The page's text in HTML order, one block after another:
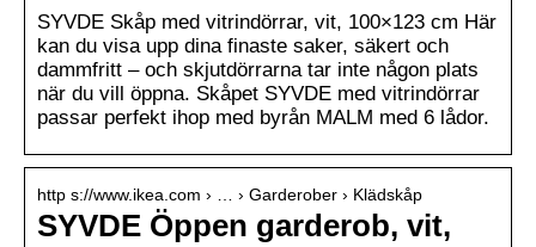
SYVDE Skåp med vitrindörrar, vit, 100×123 cm Här
kan du visa upp dina finaste saker, säkert och
dammfritt – och skjutdörrarna tar inte någon plats
när du vill öppna. Skåpet SYVDE med vitrindörrar
passar perfekt ihop med byrån MALM med 6 lådor.
http s://www.ikea.com › … › Garderober › Klädskåp
SYVDE Öppen garderob, vit,